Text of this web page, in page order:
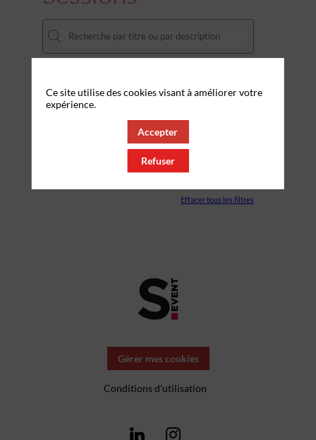
THÈMATIQUES
Effacer tous les filtres
Gérer mes cookies
Conditions d'utilisation
Ce site utilise des cookies visant à améliorer votre
expérience.
Accepter
Refuser